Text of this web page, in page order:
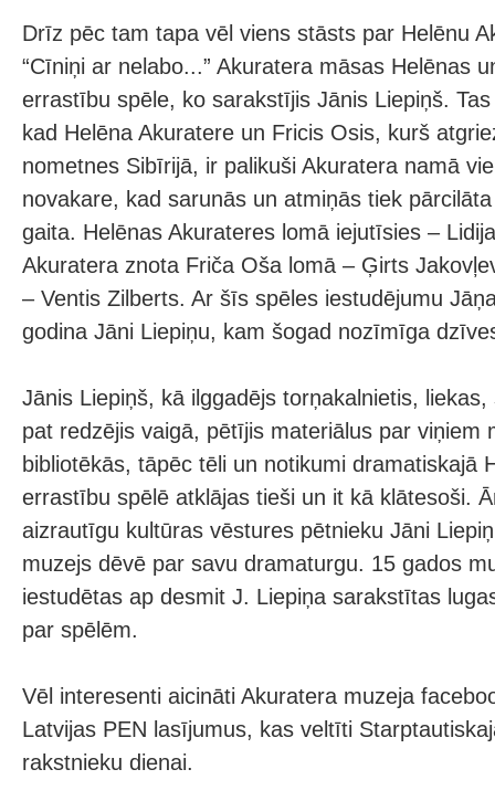
Drīz pēc tam tapa vēl viens stāsts par Helēnu
“Cīniņi ar nelabo...” Akuratera māsas Helēnas
errastību spēle, ko sarakstījis Jānis Liepiņš.
kad Helēna Akuratere un Fricis Osis, kurš
nometnes Sibīrijā, ir palikuši Akuratera namā
novakare, kad sarunās un atmiņās tiek
gaita. Helēnas Akurateres lomā iejutīsies –
Akuratera znota Friča Oša lomā – Ģirts
– Ventis Zilberts. Ar šīs spēles iestudējumu
godina Jāni Liepiņu, kam šogad nozīmīga
Jānis Liepiņš, kā ilggadējs torņakalnietis,
pat redzējis vaigā, pētījis materiālus par viņiem
bibliotēkās, tāpēc tēli un notikumi dramatiskajā
errastību spēlē atklājas tieši un it kā klātesoši.
aizrautīgu kultūras vēstures pētnieku Jāni
muzejs dēvē par savu dramaturgu. 15 gados
iestudētas ap desmit J. Liepiņa sarakstītas
par spēlēm.
Vēl interesenti aicināti Akuratera muzeja
Latvijas PEN lasījumus, kas veltīti
rakstnieku dienai.